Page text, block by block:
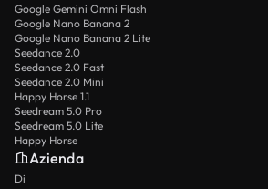
Google Gemini Omni Flash
Google Nano Banana 2
Google Nano Banana 2 Lite
Seedance 2.0
Seedance 2.0 Fast
Seedance 2.0 Mini
Happy Horse 1.1
Seedream 5.0 Pro
Seedream 5.0 Lite
Happy Horse
Azienda
Di